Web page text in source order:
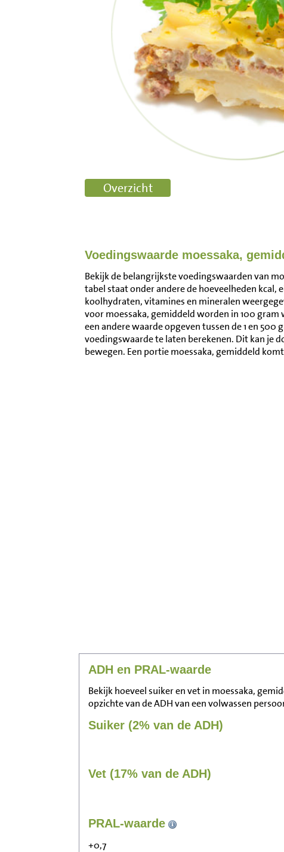
Voedingswaarde moessaka,
Bekijk de belangrijkste voedingswaarden van
tabel staat onder andere de hoeveelheden kcal,
koolhydraten, vitamines en mineralen
voor moessaka, gemiddeld worden in 100 gram
een andere waarde opgeven tussen de 1 en 500
voedingswaarde te laten berekenen. Dit kan je
bewegen. Een portie moessaka, gemiddeld
ADH en PRAL-waarde
Bekijk hoeveel suiker en vet in moessaka,
opzichte van de ADH van een volwassen
Suiker (2% van de ADH)
Vet (17% van de ADH)
PRAL-waarde
+0,7